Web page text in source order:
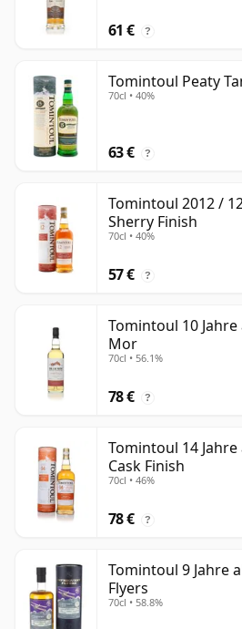
61 € ?
Tomintoul Peaty
70cl • 40%
63 € ?
Tomintoul 2012 /
Sherry Finish
70cl • 40%
57 € ?
Tomintoul 10
Mor
70cl • 56.1%
78 € ?
Tomintoul 14
Cask Finish
70cl • 46%
78 € ?
Tomintoul 9 Jahre
Flyers
70cl • 58.8%